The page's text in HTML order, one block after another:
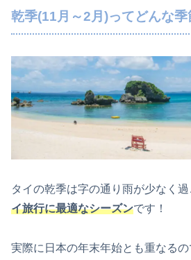
乾季(11月～2月)ってどんな季
タイの乾季は字の通り雨が少なく過
イ旅行に最適なシーズンです！
実際に日本の年末年始とも重なる